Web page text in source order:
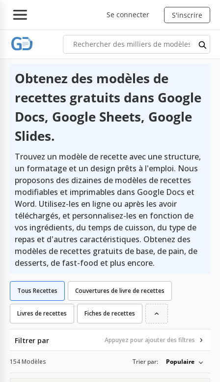
Se connecter S'inscrire
Obtenez des modèles de
recettes gratuits dans Google
Docs, Google Sheets, Google
Slides.
Trouvez un modèle de recette avec une structure,
un formatage et un design prêts à l'emploi. Nous
proposons des dizaines de modèles de recettes
modifiables et imprimables dans Google Docs et
Word. Utilisez-les en ligne ou après les avoir
téléchargés, et personnalisez-les en fonction de
vos ingrédients, du temps de cuisson, du type de
repas et d'autres caractéristiques. Obtenez des
modèles de recettes gratuits de base, de pain, de
desserts, de fast-food et plus encore.
Tous Recettes Couvertures de livre de recettes
Livres de recettes Fiches de recettes
Filtrer par Appuyez pour ajouter des filtres
154 Modèles Trier par: Populaire